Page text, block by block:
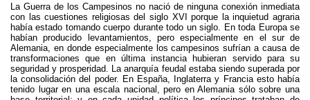
La Guerra de los Campesinos no nació de ninguna conexión inmediata
con las cuestiones religiosas del siglo XVI porque la inquietud agraria
había estado tomando cuerpo durante todo un siglo. En toda Europa se
habían producido levantamientos, pero especialmente en el sur de
Alemania, en donde especialmente los campesinos sufrían a causa de
transformaciones que en última instancia hubieran servido para su
seguridad y prosperidad. La anarquía feudal estaba siendo superada por
la consolidación del poder. En España, Inglaterra y Francia esto había
tenido lugar en una escala nacional, pero en Alemania sólo sobre una